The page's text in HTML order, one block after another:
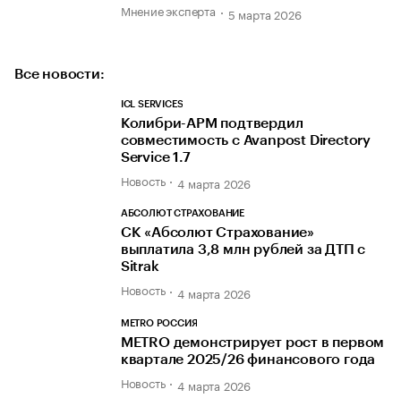
Мнение эксперта 5 марта 2026
Все новости:
ICL SERVICES
Колибри-АРМ подтвердил
совместимость с Avanpost Directory
Service 1.7
Новость 4 марта 2026
АБСОЛЮТ СТРАХОВАНИЕ
СК «Абсолют Страхование»
выплатила 3,8 млн рублей за ДТП с
Sitrak
Новость 4 марта 2026
METRO РОССИЯ
METRO демонстрирует рост в первом
квартале 2025/26 финансового года
Новость 4 марта 2026